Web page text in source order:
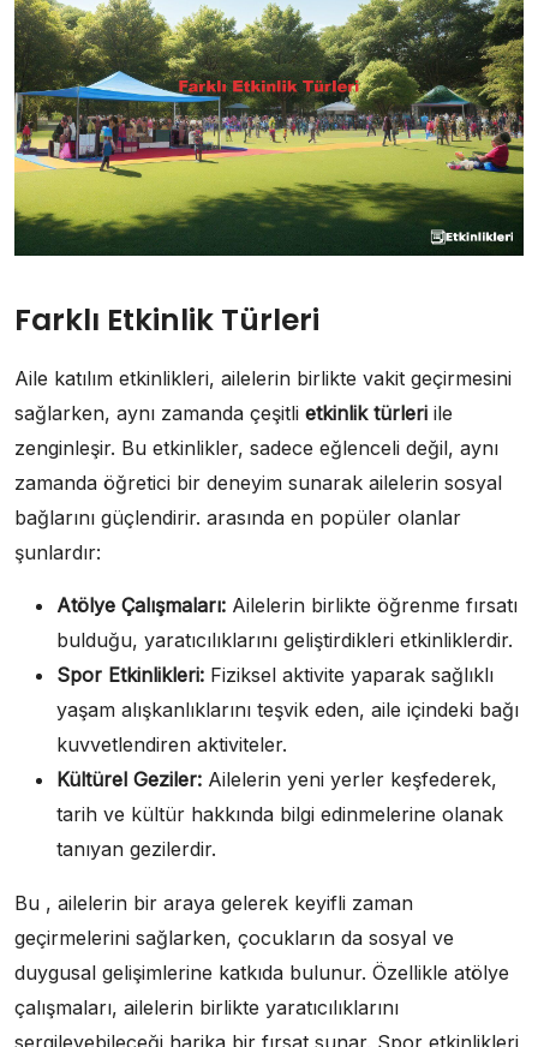
Farklı Etkinlik Türleri
Aile katılım etkinlikleri, ailelerin birlikte vakit geçirmesini
sağlarken, aynı zamanda çeşitli etkinlik türleri ile
zenginleşir. Bu etkinlikler, sadece eğlenceli değil, aynı
zamanda öğretici bir deneyim sunarak ailelerin sosyal
bağlarını güçlendirir. arasında en popüler olanlar
şunlardır:
Atölye Çalışmaları: Ailelerin birlikte öğrenme fırsatı
bulduğu, yaratıcılıklarını geliştirdikleri etkinliklerdir.
Spor Etkinlikleri: Fiziksel aktivite yaparak sağlıklı
yaşam alışkanlıklarını teşvik eden, aile içindeki bağı
kuvvetlendiren aktiviteler.
Kültürel Geziler: Ailelerin yeni yerler keşfederek,
tarih ve kültür hakkında bilgi edinmelerine olanak
tanıyan gezilerdir.
Bu , ailelerin bir araya gelerek keyifli zaman
geçirmelerini sağlarken, çocukların da sosyal ve
duygusal gelişimlerine katkıda bulunur. Özellikle atölye
çalışmaları, ailelerin birlikte yaratıcılıklarını